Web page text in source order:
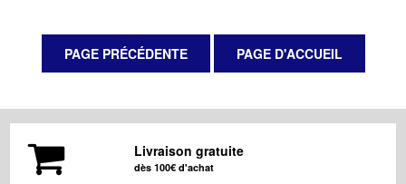
Livraison gratuite
dès 100€ d'achat